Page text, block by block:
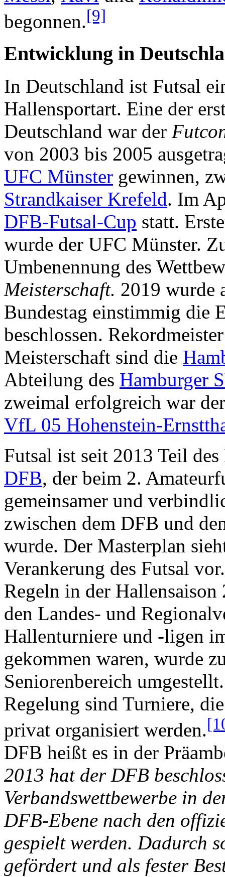
begonnen.[9]
Entwicklung in
In Deutschland ist Futsal
Hallensportart. Eine der
Deutschland war der
von 2003 bis 2005
UFC Münster gewinnen,
Strandkaiser Krefeld. Im
DFB-Futsal-Cup statt.
wurde der UFC Münster.
Umbenennung des
Meisterschaft. 2019 wurde
Bundestag einstimmig die
beschlossen.
Meisterschaft sind die
Abteilung des Hamburger
zweimal erfolgreich war
VfL 05 Hohenstein-
Futsal ist seit 2013 Teil
DFB, der beim 2.
gemeinsamer und
zwischen dem DFB und
wurde. Der Masterplan
Verankerung des Futsal
Regeln in der
den Landes- und
Hallenturniere und -ligen
gekommen waren, wurde
Seniorenbereich
Regelung sind Turniere,
privat organisiert werden.
DFB heißt es in der
2013 hat der DFB
Verbandswettbewerbe in
DFB-Ebene nach den
gespielt werden. Dadurch
gefördert und als fester